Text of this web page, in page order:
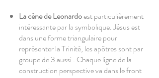
La cène de Leonardoest particulièrement
intéressante par la symbolique. Jésus est
dans une forme triangulaire pour
représenter la Trinité, les apôtres sont par
groupe de 3 aussi . Chaque ligne de la
construction perspective va dans le front